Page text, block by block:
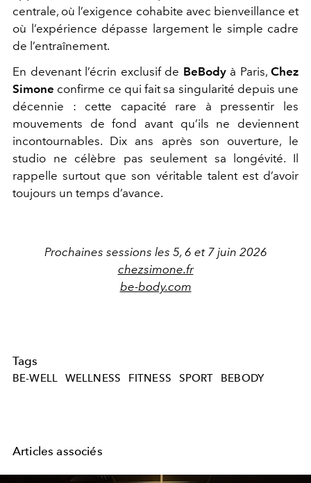
centrale, où l’exigence cohabite avec bienveillance et
où l’expérience dépasse largement le simple cadre
de l’entraînement.
En devenant l’écrin exclusif de BeBodyà Paris, Chez
Simone confirme ce qui fait sa singularité depuis une
décennie : cette capacité rare à pressentir les
mouvements de fond avant qu’ils ne deviennent
incontournables. Dix ans après son ouverture, le
studio ne célèbre pas seulement sa longévité. Il
rappelle surtout que son véritable talent est d’avoir
toujours un temps d’avance.
Prochaines sessions les 5, 6 et 7 juin 2026
chezsimone.fr
be-body.com
Tags
BE-WELL WELLNESS FITNESS SPORT BEBODY
Articles associés